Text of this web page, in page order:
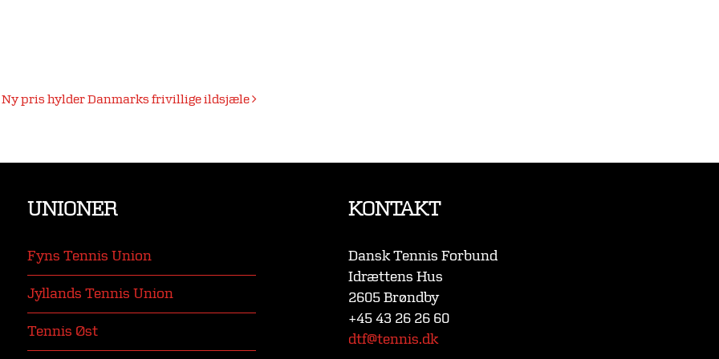
Ny pris hylder Danmarks frivillige ildsjæle
UNIONER
Fyns Tennis Union
Jyllands Tennis Union
Tennis Øst
KONTAKT
Dansk Tennis Forbund
Idrættens Hus
2605 Brøndby
+45 43 26 26 60
dtf@tennis.dk